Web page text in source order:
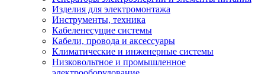
Изделия для электромонтажа
Инструменты, техника
Кабеленесущие системы
Кабели, провода и аксессуары
Климатические и инженерные системы
Низковольтное и промышленное